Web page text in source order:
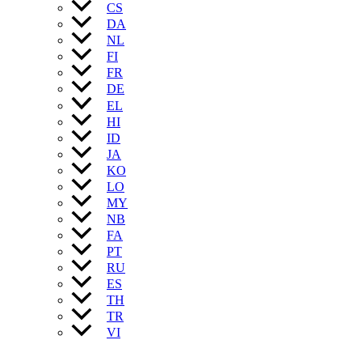
CS
DA
NL
FI
FR
DE
EL
HI
ID
JA
KO
LO
MY
NB
FA
PT
RU
ES
TH
TR
VI